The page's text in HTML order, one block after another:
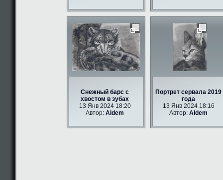
Снежный барс с
хвостом в зубах
13 Янв 2024 18:20
Автор:Aldem
Портрет сервала 2019
года
13 Янв 2024 18:16
Автор:Aldem